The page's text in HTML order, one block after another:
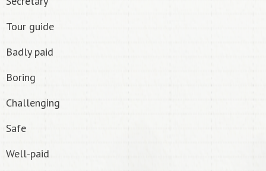
Tour guide
Badly paid
Boring
Challenging
Safe
Well-paid